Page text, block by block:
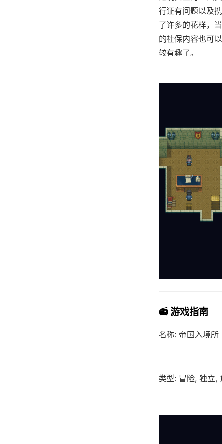
行证有问题以及
了许多的花样，
的社保内容也可
较有趣了。
📻 游戏指南
名称: 帝国入境所
类型: 冒险, 独立,